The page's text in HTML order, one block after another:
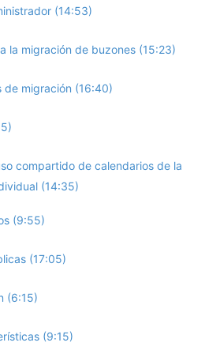
(14:53)
la migración de buzones (15:23)
de migración (16:40)
compartido de calendarios de la
(14:35)
(9:55)
(17:05)
(6:15)
(9:15)